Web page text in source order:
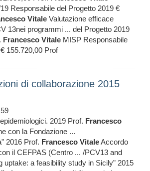
Responsabile del Progetto 2019 €
Vitale Valutazione efficace
13nei programmi ... del Progetto 2019
Francesco Vitale MISP Responsabile
155.720,00 Prof
di collaborazione 2015
2019 Prof. Francesco
con la Fondazione ...
2016 Prof. Francesco VitaleAccordo
il CEFPAS (Centro ... /PCV13 and
uptake: a feasibility study in Sicily” 2015